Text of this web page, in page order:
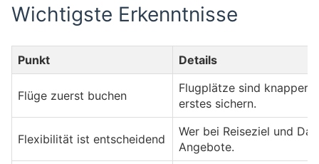
Wichtigste Erkenntnisse
Punkt Details
Flüge zuerst buchen
Flugplätze sind knapper
erstes sichern.
Flexibilität ist entscheidend
Wer bei Reiseziel und
Angebote.